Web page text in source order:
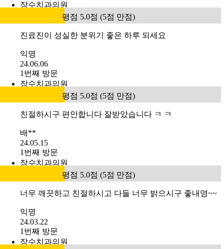
장수치과의원
평점 5.0점 (5점 만점)
진료진이 성실한 분위기 좋은 하루 되세요
익명
24.06.06
1번째 방문
장수치과의원
평점 5.0점 (5점 만점)
친절하시구 편안합니다 잘받았습니다 ㅋ ㅋ
배**
24.05.15
1번째 방문
장수치과의원
평점 5.0점 (5점 만점)
너무 깨끗하고 친절하시고 다들 너무 밝으시구 좋내영~~
익명
24.03.22
1번째 방문
장수치과의원